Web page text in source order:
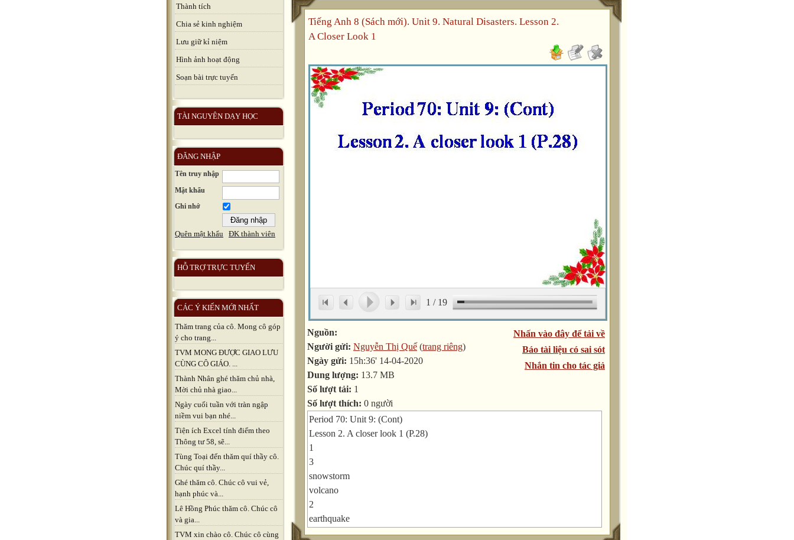
Thành tích
Chia sẻ kinh nghiệm
Lưu giữ kỉ niệm
Hình ảnh hoạt động
Soạn bài trực tuyến
TÀI NGUYÊN DẠY HỌC
ĐĂNG NHẬP
Tên truy nhập
Mật khẩu
Ghi nhớ
Quên mật khẩu ĐK thành viên
HỖ TRỢ TRỰC TUYẾN
CÁC Ý KIẾN MỚI NHẤT
Thăm trang của cô. Mong cô góp
ý cho trang...
TVM MONG ĐƯỢC GIAO LƯU
CÙNG CÔ GIÁO. ...
Thành Nhân ghé thăm chủ nhà,
Mời chủ nhà giao...
Ngày cuối tuần với tràn ngập
niềm vui bạn nhé...
Tiện ích Excel tính điểm theo
Thông tư 58, sẽ...
Tùng Toại đến thăm quí thầy cô.
Chúc quí thầy...
Ghé thăm cô. Chúc cô vui vẻ,
hạnh phúc và...
Lê Hồng Phúc thăm cô. Chúc cô
và gia...
TVM xin chào cô. Chúc cô cùng
Tiếng Anh 8 (Sách mới). Unit 9. Natural Disasters. Lesson 2.
A Closer Look 1
1 / 19
Nhấn vào đây để tải về
Báo tài liệu có sai sót
Nhắn tin cho tác giả
Nguồn:
Người gửi: Nguyễn Thị Quế (trang riêng)
Ngày gửi: 15h:36' 14-04-2020
Dung lượng: 13.7 MB
Số lượt tải: 1
Số lượt thích: 0 người
Period 70: Unit 9: (Cont)
Lesson 2. A closer look 1 (P.28)
1
3
snowstorm
volcano
2
earthquake
4